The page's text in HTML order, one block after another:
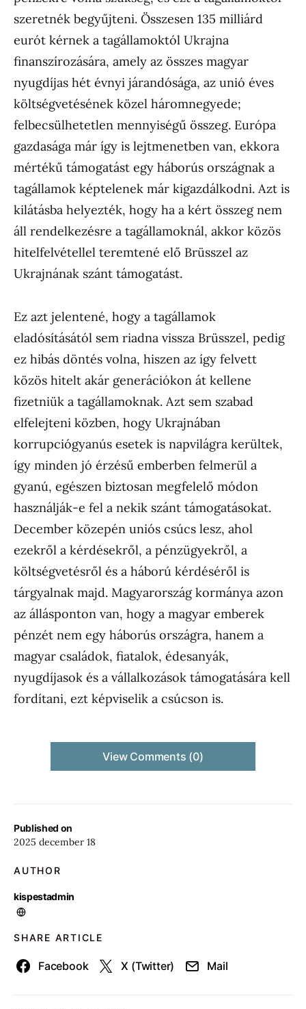
Published on
2025 december 18
AUTHOR
kispestadmin
SHARE ARTICLE
Facebook X (Twitter) Mail
szeretnék begyűjteni. Összesen 135 milliárd
eurót kérnek a tagállamoktól Ukrajna
finanszírozására, amely az összes magyar
nyugdíjas hét évnyi járandósága, az unió éves
költségvetésének közel háromnegyede;
felbecsülhetetlen mennyiségű összeg. Európa
gazdasága már így is lejtmenetben van, ekkora
mértékű támogatást egy háborús országnak a
tagállamok képtelenek már kigazdálkodni. Azt is
kilátásba helyezték, hogy ha a kért összeg nem
áll rendelkezésre a tagállamoknál, akkor közös
hitelfelvétellel teremtené elő Brüsszel az
Ukrajnának szánt támogatást.
Ez azt jelentené, hogy a tagállamok
eladósításától sem riadna vissza Brüsszel, pedig
ez hibás döntés volna, hiszen az így felvett
közös hitelt akár generációkon át kellene
fizetniük a tagállamoknak. Azt sem szabad
elfelejteni közben, hogy Ukrajnában
korrupciógyanús esetek is napvilágra kerültek,
így minden jó érzésű emberben felmerül a
gyanú, egészen biztosan megfelelő módon
használják-e fel a nekik szánt támogatásokat.
December közepén uniós csúcs lesz, ahol
ezekről a kérdésekről, a pénzügyekről, a
költségvetésről és a háború kérdéséről is
tárgyalnak majd. Magyarország kormánya azon
az állásponton van, hogy a magyar emberek
pénzét nem egy háborús országra, hanem a
magyar családok, fiatalok, édesanyák,
nyugdíjasok és a vállalkozások támogatására kell
fordítani, ezt képviselik a csúcson is.
View Comments (0)